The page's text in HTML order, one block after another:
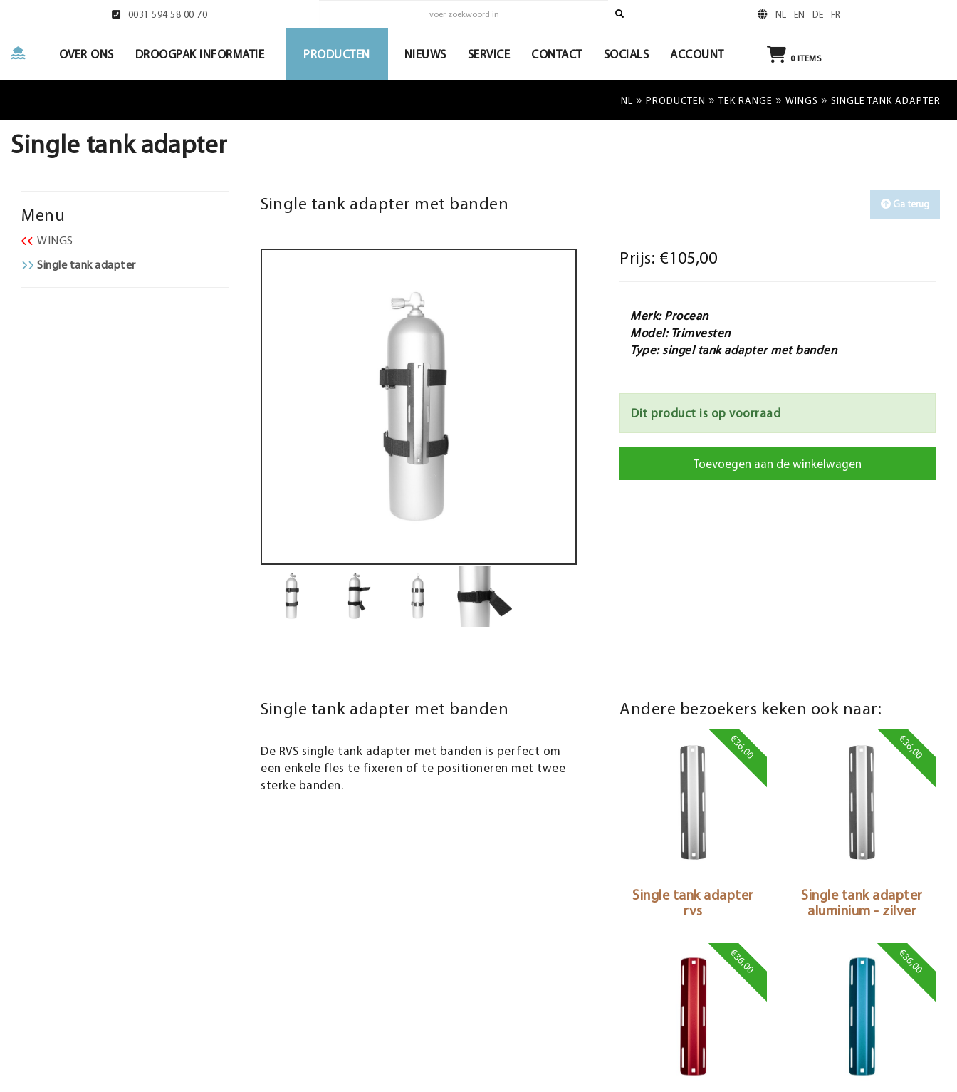
0031 594 58 00 70 NL EN DE FR
OVER ONS DROOGPAK INFORMATIE PRODUCTEN NIEUWS SERVICE CONTACT SOCIALS ACCOUNT 0ITEMS
NL » PRODUCTEN » TEK RANGE » WINGS » SINGLE TANK ADAPTER
Single tank adapter
Menu
WINGS
Single tank adapter
Single tank adapter met banden Ga terug
Prijs: €105,00
Merk: Procean
Model: Trimvesten
Type: singel tank adapter met banden
Dit product is op voorraad
Toevoegen aan de winkelwagen
Single tank adapter met banden
De RVS single tank adapter met banden is perfect om
een enkele fles te fixeren of te positioneren met twee
sterke banden.
Andere bezoekers keken ook naar:
€36,00
Single tank adapter
rvs
€36,00
Single tank adapter
aluminium - zilver
€36,00 €36,00